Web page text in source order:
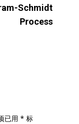
Schmidt
Process
已用 * 标